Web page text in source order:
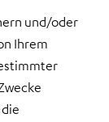
und/oder
Ihrem